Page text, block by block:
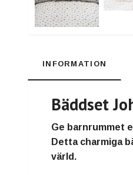
INFORMATION
Bäddset
Ge barnrummet
Detta charmiga
värld.